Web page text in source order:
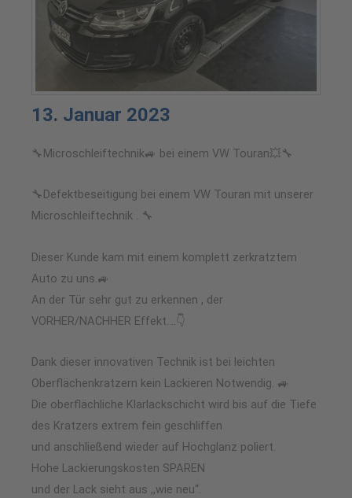
13. Januar 2023
🔧Microschleiftechnik🚙 bei einem VW Touran💥🔧
🔧Defektbeseitigung bei einem VW Touran mit unserer
Microschleiftechnik . 🔧
Dieser Kunde kam mit einem komplett zerkratztem
Auto zu uns.🚙
An der Tür sehr gut zu erkennen , der
VORHER/NACHHER Effekt….👇
Dank dieser innovativen Technik ist bei leichten
Oberflächenkratzern kein Lackieren Notwendig. 🚙
Die oberflächliche Klarlackschicht wird bis auf die Tiefe
des Kratzers extrem fein geschliffen
und anschließend wieder auf Hochglanz poliert.
Hohe Lackierungskosten SPAREN
und der Lack sieht aus ,,wie neu“.